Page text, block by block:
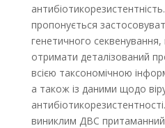
пропонується
генетичного
отримати деталізований
всією таксономічною
а також із даними щодо
виниклим ДВС притаманний